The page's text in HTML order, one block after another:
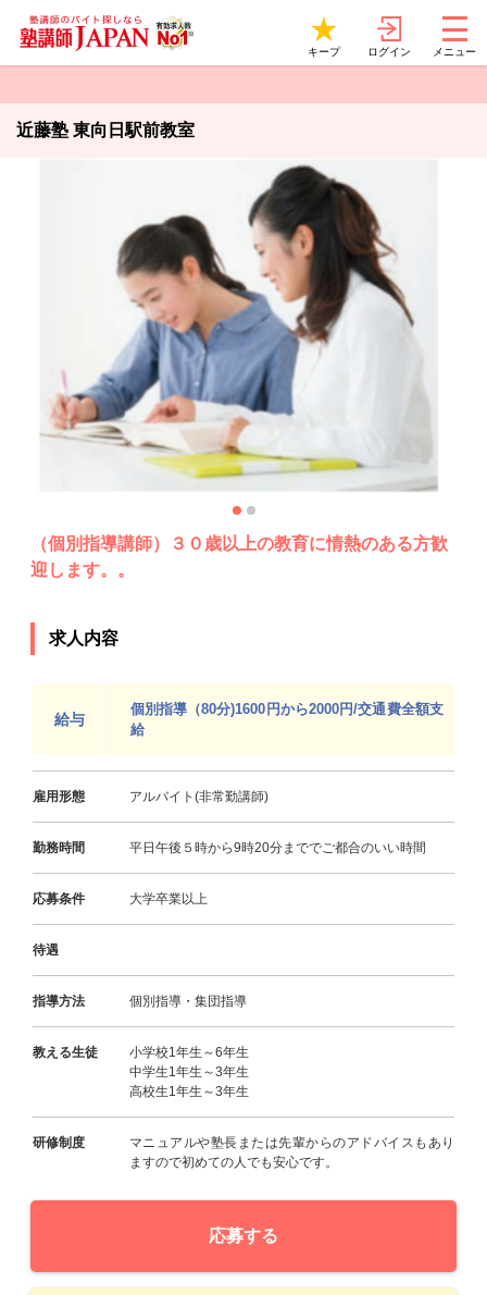
キープ ログイン メニュー
近藤塾 東向日駅前教室
（個別指導講師）３０歳以上の教育に情熱のある方歓
迎します。。
求人内容
給与
個別指導（80分)1600円から2000円/交通費全額支
給
雇用形態 アルバイト(非常勤講師)
勤務時間 平日午後５時から9時20分まででご都合のいい時間
応募条件 大学卒業以上
待遇
指導方法 個別指導・集団指導
教える生徒
小学校1年生～6年生
中学生1年生～3年生
高校生1年生～3年生
研修制度
マニュアルや塾長または先輩からのアドバイスもあり
ますので初めての人でも安心です。
応募する